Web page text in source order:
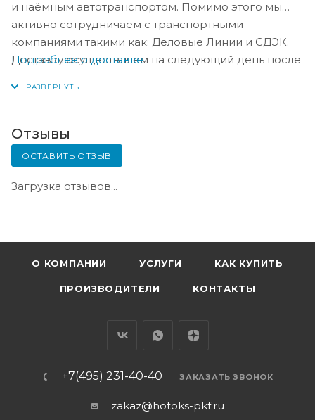
и наёмным автотранспортом. Помимо этого мы
активно сотрудничаем с транспортными
компаниями такими как: Деловые Линии и СДЭК.
Доставку осуществляем на следующий день после
Подробнее о доставке
Отзывы
ОСТАВИТЬ ОТЗЫВ
Загрузка отзывов...
О КОМПАНИИ УСЛУГИ КАК КУПИТЬ
ПРОИЗВОДИТЕЛИ КОНТАКТЫ
+7(495) 231-40-40 ЗАКАЗАТЬ ЗВОНОК
zakaz@hotoks-pkf.ru